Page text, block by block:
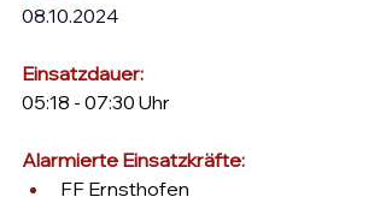
08.10.2024
Einsatzdauer:
05:18 - 07:30 Uhr
Alarmierte Einsatzkräfte:
FF Ernsthofen